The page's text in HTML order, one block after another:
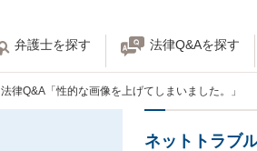
弁護士を探す 法律Q&Aを探す
法律Q&A「性的な画像を上げてしまいました。」
ネットトラブ